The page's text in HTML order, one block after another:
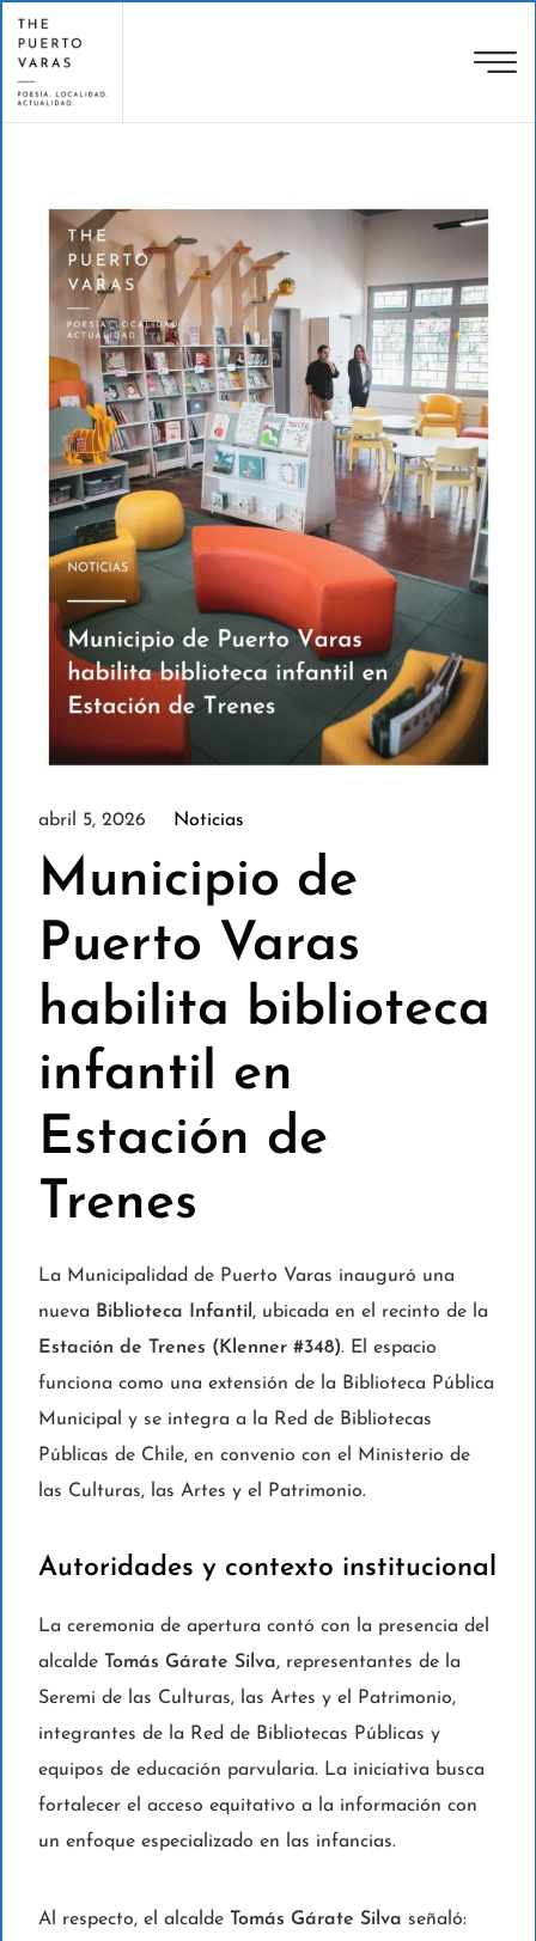
abril 5, 2026 Noticias
Municipio de
Puerto Varas
habilita biblioteca
infantil en
Estación de
Trenes
La Municipalidad de Puerto Varas inauguró una
nueva Biblioteca Infantil , ubicada en el recinto de la
Estación de Trenes (Klenner #348). El espacio
funciona como una extensión de la Biblioteca Pública
Municipal y se integra a la Red de Bibliotecas
Públicas de Chile, en convenio con el Ministerio de
las Culturas, las Artes y el Patrimonio.
Autoridades y contexto institucional
La ceremonia de apertura contó con la presencia del
alcalde Tomás Gárate Silva, representantes de la
Seremi de las Culturas, las Artes y el Patrimonio,
integrantes de la Red de Bibliotecas Públicas y
equipos de educación parvularia. La iniciativa busca
fortalecer el acceso equitativo a la información con
un enfoque especializado en las infancias.
Al respecto, el alcalde Tomás Gárate Silva señaló: